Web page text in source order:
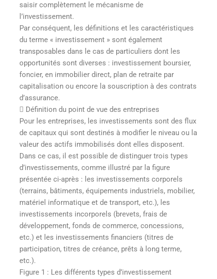
saisir complètement le mécanisme de
l’investissement.
Par conséquent, les définitions et les caractéristiques
du terme « investissement » sont également
transposables dans le cas de particuliers dont les
opportunités sont diverses : investissement boursier,
foncier, en immobilier direct, plan de retraite par
capitalisation ou encore la souscription à des contrats
d’assurance.
 Définition du point de vue des entreprises
Pour les entreprises, les investissements sont des flux
de capitaux qui sont destinés à modifier le niveau ou la
valeur des actifs immobilisés dont elles disposent.
Dans ce cas, il est possible de distinguer trois types
d’investissements, comme illustré par la figure
présentée ci-après : les investissements corporels
(terrains, bâtiments, équipements industriels, mobilier,
matériel informatique et de transport, etc.), les
investissements incorporels (brevets, frais de
développement, fonds de commerce, concessions,
etc.) et les investissements financiers (titres de
participation, titres de créance, prêts à long terme,
etc.).
Figure 1 : Les différents types d’investissement